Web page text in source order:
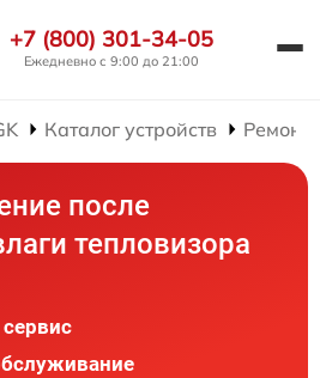
+7 (800) 301-34-05
Ежедневно с 9:00 до 21:00
Каталог устройств Ремонт
после
тепловизора